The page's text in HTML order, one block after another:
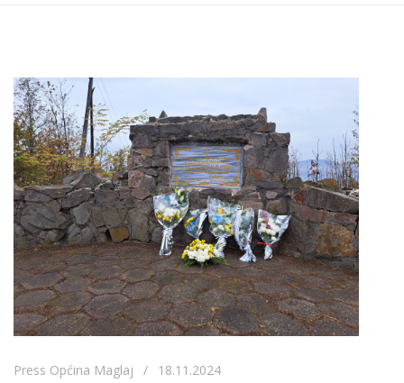
Press Općina Maglaj / 18.11.2024